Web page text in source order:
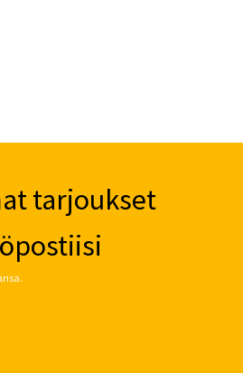
tarjoukset